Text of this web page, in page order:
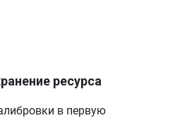
ресурса
в первую